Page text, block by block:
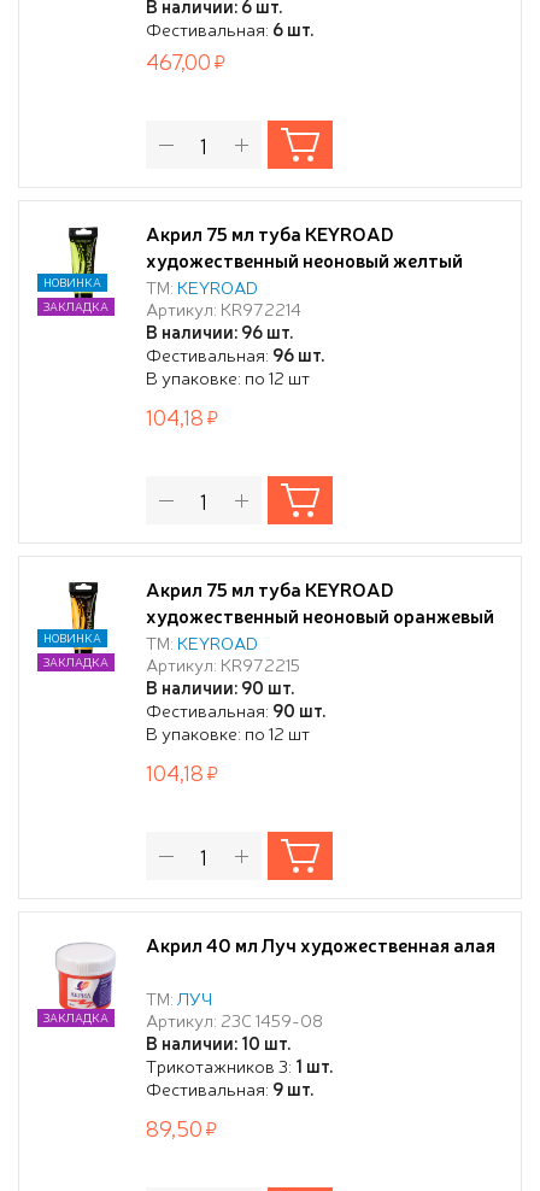
В наличии: 6 шт.
Фестивальная: 6 шт.
467,00
Акрил 75 мл туба KEYROAD
художественный неоновый желтый
ТМ: KEYROAD
Артикул: KR972214
В наличии: 96 шт.
Фестивальная: 96 шт.
В упаковке: по 12 шт
НОВИНКА
ЗАКЛАДКА
104,18
Акрил 75 мл туба KEYROAD
художественный неоновый оранжевый
ТМ: KEYROAD
Артикул: KR972215
В наличии: 90 шт.
Фестивальная: 90 шт.
В упаковке: по 12 шт
НОВИНКА
ЗАКЛАДКА
104,18
Акрил 40 мл Луч художественная алая
ТМ:ЛУЧ
Артикул: 23С 1459-08
В наличии: 10 шт.
Трикотажников 3: 1 шт.
Фестивальная: 9 шт.
ЗАКЛАДКА
89,50